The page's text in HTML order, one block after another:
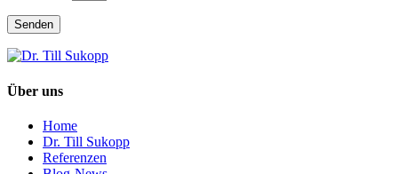
Senden
Über uns
Home
Dr. Till Sukopp
Referenzen